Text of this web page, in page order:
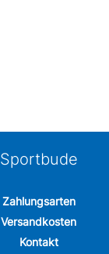
Sportbude
Zahlungsarten
Versandkosten
Kontakt